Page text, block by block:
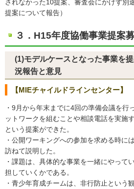
されなかった10提案、審査会にかけず別
提案について報告）
３．H15年度協働事業提案
(1)モデルケースとなった事業を
況報告と意見
【MIEチャイルドラインセンター】
・9月から年末までに4回の準備会議を行
ットワークを組むことや相談電話を実施
という提案ができた。
・公開ワーキングへの参加を求める時に
訪ねて説明した。
・課題は、具体的な事業を一緒にやって
担していくかである。
・青少年育成チームは、非行防止という